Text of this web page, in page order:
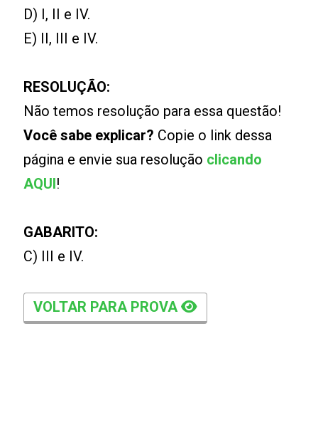
D) I, II e IV.
E) II, III e IV.
RESOLUÇÃO:
Não temos resolução para essa questão!
Você sabe explicar? Copie o link dessa
página e envie sua resolução clicando
AQUI!
GABARITO:
C) III e IV.
VOLTAR PARA PROVA